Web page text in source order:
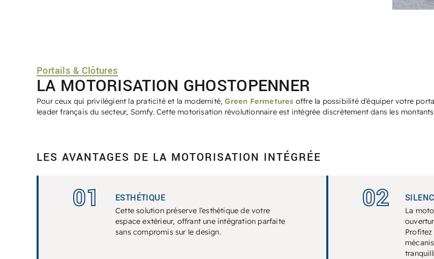
Portails & Clôtures
LA MOTORISATION GHOSTOPENNER
Pour ceux qui privilégient la praticité et la modernité,Green Fermetures offre la possibilité d’équiper votre
leader français du secteur, Somfy. Cette motorisation révolutionnaire est intégrée discrètement dans les
LES AVANTAGES DE LA MOTORISATION INTÉGRÉE
01 ESTHÉTIQUE
Cette solution préserve l’esthétique de votre
espace extérieur, offrant une intégration parfaite
sans compromis sur le design.
02 La